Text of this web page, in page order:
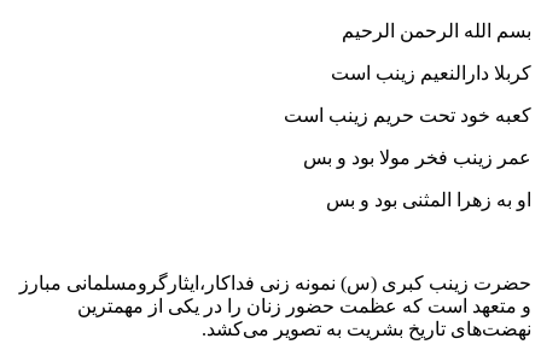
بسم الله الرحمن الرحیم
کربلا دارالنعیم زینب است
کعبه خود تحت حریم زینب است
عمر زینب فخر مولا بود و بس
او به زهرا المثنی بود و بس
حضرت زینب کبری (س) نمونه زنی فداکار،ایثارگرومسلمانی مبارز
و متعهد است که عظمت حضور زنان را در یکی از مهمترین
نهضت‌های تاریخ بشریت به تصویر می‌کشد.